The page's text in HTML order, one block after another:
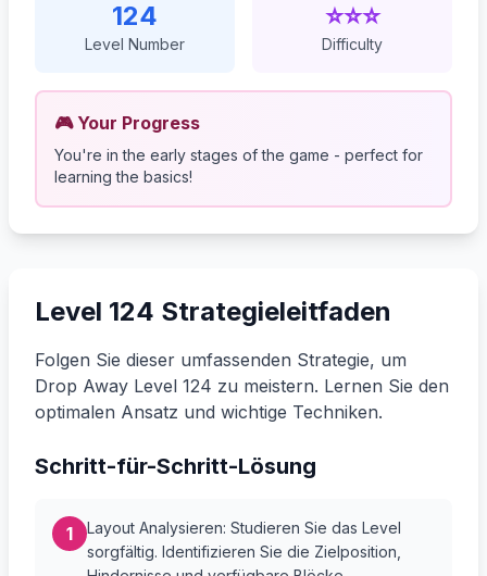
124
Level Number
⭐⭐⭐
Difficulty
🎮 Your Progress
You're in the early stages of the game - perfect for
learning the basics!
Level 124 Strategieleitfaden
Folgen Sie dieser umfassenden Strategie, um
Drop Away Level 124 zu meistern. Lernen Sie den
optimalen Ansatz und wichtige Techniken.
Schritt-für-Schritt-Lösung
1
Layout Analysieren: Studieren Sie das Level
sorgfältig. Identifizieren Sie die Zielposition,